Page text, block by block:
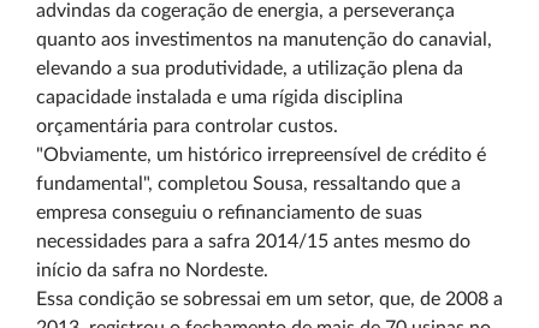
advindas da cogeração de energia, a perseverança
quanto aos investimentos na manutenção do canavial,
elevando a sua produtividade, a utilização plena da
capacidade instalada e uma rígida disciplina
orçamentária para controlar custos.
"Obviamente, um histórico irrepreensível de crédito é
fundamental", completou Sousa, ressaltando que a
empresa conseguiu o refinanciamento de suas
necessidades para a safra 2014/15 antes mesmo do
início da safra no Nordeste.
Essa condição se sobressai em um setor, que, de 2008 a